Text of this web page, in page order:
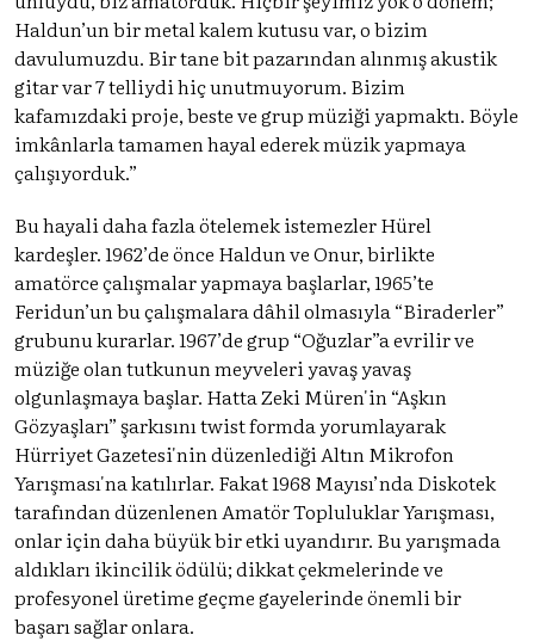
Haldun’un bir metal kalem kutusu var, o bizim
davulumuzdu. Bir tane bit pazarından alınmış akustik
gitar var 7 telliydi hiç unutmuyorum. Bizim
kafamızdaki proje, beste ve grup müziği yapmaktı. Böyle
imkânlarla tamamen hayal ederek müzik yapmaya
çalışıyorduk.”
Bu hayali daha fazla ötelemek istemezler Hürel
kardeşler. 1962’de önce Haldun ve Onur, birlikte
amatörce çalışmalar yapmaya başlarlar, 1965’te
Feridun’un bu çalışmalara dâhil olmasıyla “Biraderler”
grubunu kurarlar. 1967’de grup “Oğuzlar”a evrilir ve
müziğe olan tutkunun meyveleri yavaş yavaş
olgunlaşmaya başlar. Hatta Zeki Müren'in “Aşkın
Gözyaşları” şarkısını twist formda yorumlayarak
Hürriyet Gazetesi'nin düzenlediği Altın Mikrofon
Yarışması'na katılırlar. Fakat 1968 Mayısı’nda Diskotek
tarafından düzenlenen Amatör Topluluklar Yarışması,
onlar için daha büyük bir etki uyandırır. Bu yarışmada
aldıkları ikincilik ödülü; dikkat çekmelerinde ve
profesyonel üretime geçme gayelerinde önemli bir
başarı sağlar onlara.